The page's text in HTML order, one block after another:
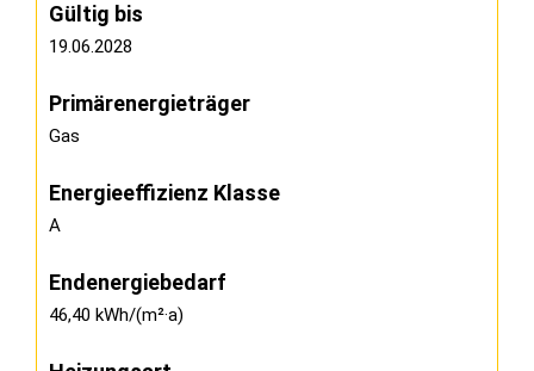
Gültig bis
19.06.2028
Primärenergieträger
Gas
Energieeffizienz Klasse
A
Endenergiebedarf
46,40 kWh/(m²·a)